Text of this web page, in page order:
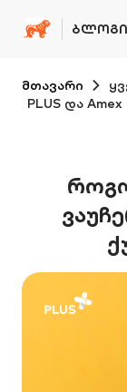
ᲑᲚᲝᲒᲘ
მთავარი
PLUS და Amex